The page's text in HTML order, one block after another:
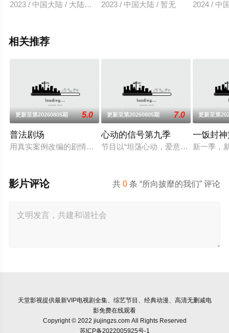
2023 / 中国大陆 / 大陆综艺 2023 / 中国大陆 / 暂无 2024 / 中
相关推荐
更新至第20260805期 5.0
普法剧场
用真实案例改编的剧情故事，展现人间百态和社会面貌。普及法
更新至第20260805期 7.0
心动的信号第九季
节目以“坦荡心动，爱意直行”为核心
更新至第
一饭封
新一季，
共0 条 “所向披靡的我们” 评论
影片评论
天堂影视提供最新VIP电视剧全集、综艺节目、经典动漫、高清无删减电
影免费在线观看
Copyright © 2022 jiujingzs.com All Rights Reserved
苏ICP备2022005925号-1